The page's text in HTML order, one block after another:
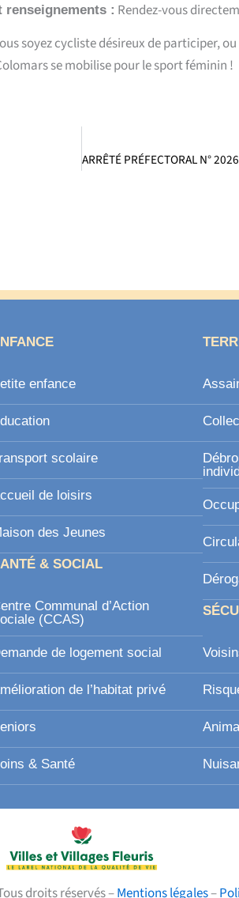
renseignements : Rendez-vous
soyez cycliste désireux de participer,
se mobilise pour le sport féminin !
enfance
scolaire
de loisirs
des Jeunes
& SOCIAL
Communal d’Action
(CCAS)
de logement social
de l’habitat privé
& Santé
droits réservés –Mentions légales–